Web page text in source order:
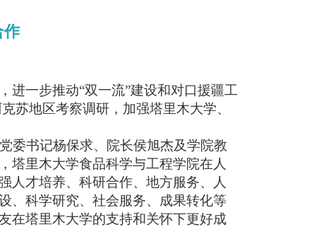
作
进一步推动“双一流”建设和对口援疆工
苏地区考察调研，加强塔里木大学、
委书记杨保求、院长侯旭杰及学院教
塔里木大学食品科学与工程学院在人
人才培养、科研合作、地方服务、人
、科学研究、社会服务、成果转化等
在塔里木大学的支持和关怀下更好成